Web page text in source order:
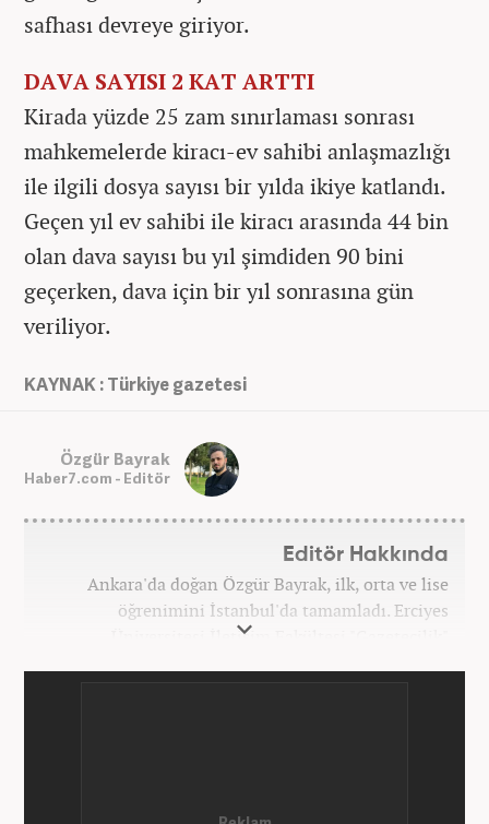
safhası devreye giriyor.
DAVA SAYISI 2 KAT ARTTI
Kirada yüzde 25 zam sınırlaması sonrası
mahkemelerde kiracı-ev sahibi anlaşmazlığı
ile ilgili dosya sayısı bir yılda ikiye katlandı.
Geçen yıl ev sahibi ile kiracı arasında 44 bin
olan dava sayısı bu yıl şimdiden 90 bini
geçerken, dava için bir yıl sonrasına gün
veriliyor.
KAYNAK : Türkiye gazetesi
Özgür Bayrak
Haber7.com - Editör
Editör Hakkında
Ankara'da doğan Özgür Bayrak, ilk, orta ve lise
öğrenimini İstanbul'da tamamladı. Erciyes
Üniversitesi İletişim Fakültesi "Gazetecilik"